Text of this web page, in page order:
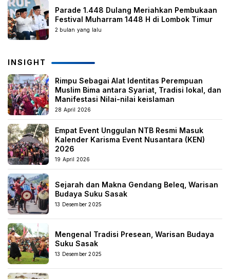
Parade 1.448 Dulang Meriahkan Pembukaan
Festival Muharram 1448 H di Lombok Timur
2 bulan yang lalu
INSIGHT
Rimpu Sebagai Alat Identitas Perempuan
Muslim Bima antara Syariat, Tradisi lokal, dan
Manifestasi Nilai-nilai keislaman
28 April 2026
Empat Event Unggulan NTB Resmi Masuk
Kalender Karisma Event Nusantara (KEN)
2026
19 April 2026
Sejarah dan Makna Gendang Beleq, Warisan
Budaya Suku Sasak
13 Desember 2025
Mengenal Tradisi Presean, Warisan Budaya
Suku Sasak
13 Desember 2025